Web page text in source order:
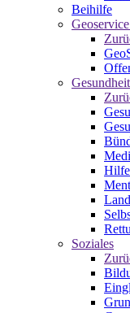
Beihilfe
Gesundheit
Soziales